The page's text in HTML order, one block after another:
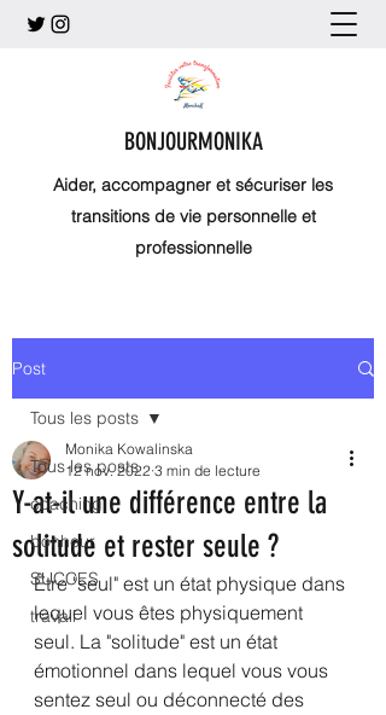
BONJOURMONIKA
Aider, accompagner et sécuriser les
transitions de vie personnelle et
professionnelle
Post
Tous les posts
coaching
bonheur
SUCCES
travail
Tous les posts
Y-at-il une différence entre la
solitude et rester seule ?
Monika Kowalinska
12 nov. 2022 3 min de lecture
Être "seul" est un état physique dans
lequel vous êtes physiquement
seul. La "solitude" est un état
émotionnel dans lequel vous vous
sentez seul ou déconnecté des